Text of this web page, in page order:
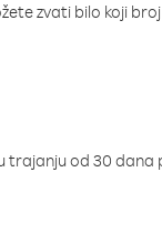
zvati bilo koji
trajanju od 30 dana